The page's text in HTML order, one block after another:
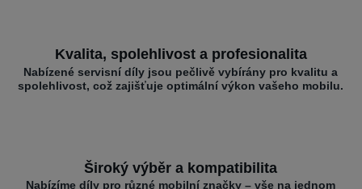
Kvalita, spolehlivost a profesionalita
Nabízené servisní díly jsou pečlivě vybírány pro kvalitu a
spolehlivost, což zajišťuje optimální výkon vašeho mobilu.
Široký výběr a kompatibilita
Nabízíme díly pro různé mobilní značky – vše na jednom